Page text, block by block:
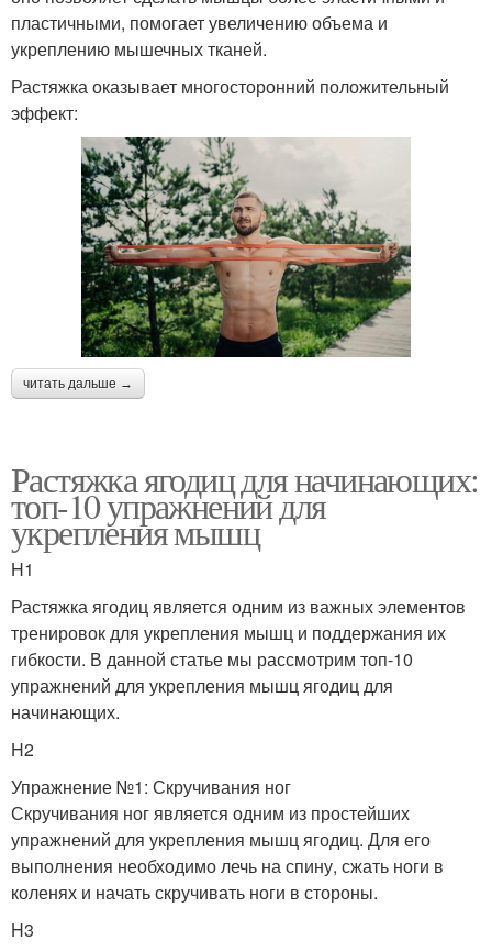
пластичными, помогает увеличению объема и
укреплению мышечных тканей.
Растяжка оказывает многосторонний положительный
эффект:
читать дальше →
Растяжка ягодиц для начинающих:
топ-10 упражнений для
укрепления мышц
H1
Растяжка ягодиц является одним из важных элементов
тренировок для укрепления мышц и поддержания их
гибкости. В данной статье мы рассмотрим топ-10
упражнений для укрепления мышц ягодиц для
начинающих.
H2
Упражнение №1: Скручивания ног
Скручивания ног является одним из простейших
упражнений для укрепления мышц ягодиц. Для его
выполнения необходимо лечь на спину, сжать ноги в
коленях и начать скручивать ноги в стороны.
H3